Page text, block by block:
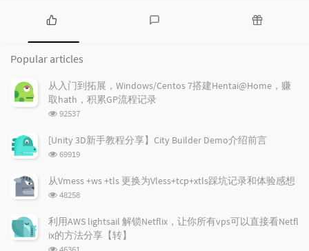
P
p
u
l
a
a
r
i
c
e
s
e
s
o
e
s
r
t
c
s
Popular articles
从入门到拓展，Windows/Centos 7搭建Hentai@Home，赚
取hath，积累GP流程记录
浏
次
数:
92537
[Unity 3D新手教程分享】City Builder Demo介绍前言
浏
次
69919
从Vmess +ws +tls 更换为Vless+tcp+xtls踩坑记录和体验感想
浏
次
数:
48258
利用AWS lightsail 解锁Netflix，让你所有vps可以直接看Netfl
ix的方法分享【转】
浏